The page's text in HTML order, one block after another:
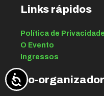
Links rápidos
Política de Privacidade
O Evento
Ingressos
Co-